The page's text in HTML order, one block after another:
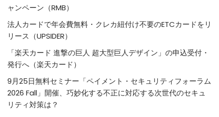
ャンペーン（RMB）
法人カードで年会費無料・クレカ紐付け不要のETCカードをリ
リース（UPSIDER）
「楽天カード 進撃の巨人 超大型巨人デザイン」の申込受付・
発行へ（楽天カード）
9月25日無料セミナー「ペイメント・セキュリティフォーラム
2026 Fall」開催、巧妙化する不正に対応する次世代のセキュ
リティ対策は？